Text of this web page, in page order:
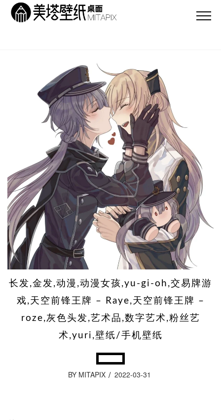
长发,金发,动漫,动漫女孩,yu-gi-oh,交易牌游
戏,天空前锋王牌 – Raye,天空前锋王牌 –
roze,灰色头发,艺术品,数字艺术,粉丝艺
术,yuri,壁纸/手机壁纸
BY MITAPIX 2022-03-31